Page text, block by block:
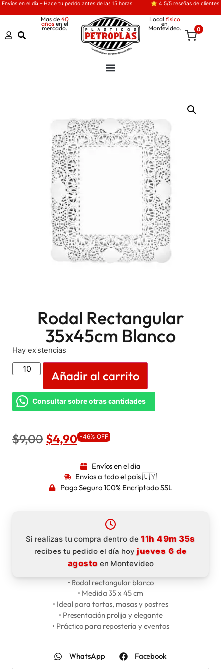
Envíos en el día – Hace tu pedido antes de las 15 horas ⭐ 4.5/5 reseñas de clientes
Mas de 40
añosen el
mercado.
Local físico
en
Montevideo. 0
Rodal Rectangular
35x45cm Blanco
Hay existencias
Añadir al carrito
Consultar sobre otras cantidades
$9,00 $4,90 -46% OFF
Envíos en el dia
Envíos a todo el pais 🇺🇾
Pago Seguro 100% Encriptado SSL
Si realizas tu compra dentro de 11h 49m 34s
recibes tu pedido el día hoyjueves 6 de
agosto en Montevideo
• Rodal rectangular blanco
• Medida 35 x 45 cm
• Ideal para tortas, masas y postres
• Presentación prolija y elegante
• Práctico para repostería y eventos
WhatsApp Facebook